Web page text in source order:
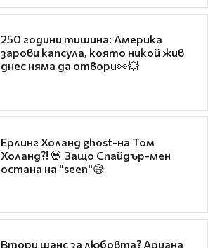
250 години тишина: Америка
зарови капсула, която никой жив
днес няма да отвори👀💥
Ерлинг Холанд ghost-на Том
Холанд?! 💀 Защо Спайдър-мен
остана на "seen"😅
Втори шанс за любовта? Ариана